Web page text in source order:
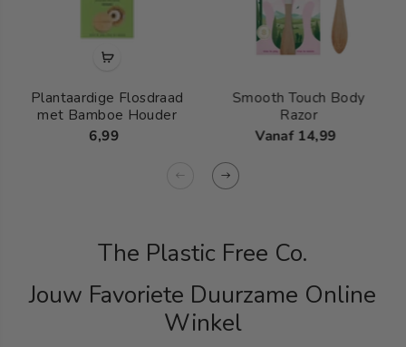
Plantaardige Flosdraad
met Bamboe Houder
6,99
Smooth Touch Body
Razor
Vanaf 14,99
The Plastic Free Co.
Jouw Favoriete Duurzame Online
Winkel